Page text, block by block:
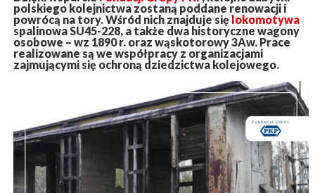
polskiego kolejnictwa zostaną poddane renowacji i
powrócą na tory. Wśród nich znajduje się lokomotywa
spalinowa SU45-228, a także dwa historyczne wagony
osobowe – wz 1890 r. oraz wąskotorowy 3Aw. Prace
realizowane są we współpracy z organizacjami
zajmującymi się ochroną dziedzictwa kolejowego.